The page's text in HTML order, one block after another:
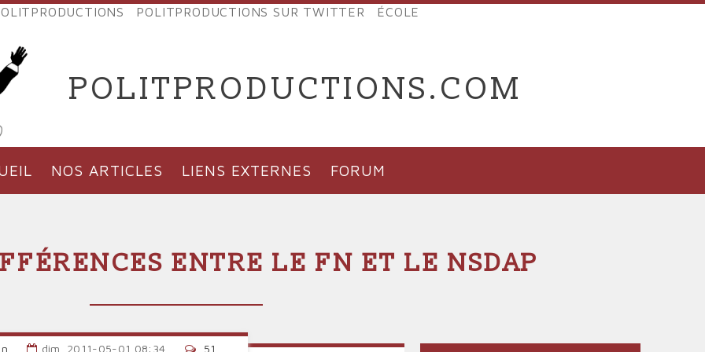
POLITPRODUCTIONS SUR TWITTER ÉCOLE
POLITPRODUCTIONS.COM
NOS ARTICLES LIENS EXTERNES FORUM
ENTRE LE FN ET LE NSDAP
dim, 2011-05-01 08:34 51